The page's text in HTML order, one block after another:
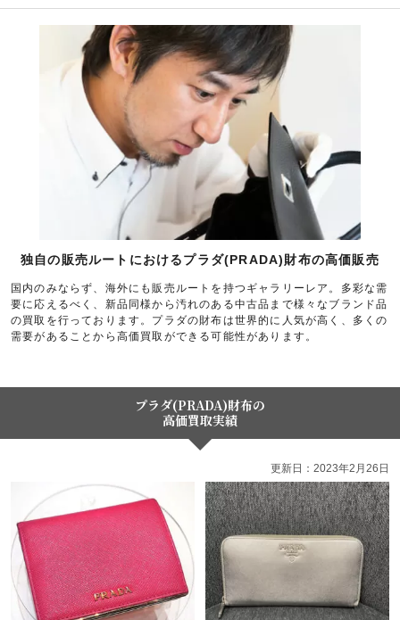
独自の販売ルートにおけるプラダ(PRADA)財布の高価販売
国内のみならず、海外にも販売ルートを持つギャラリーレア。多彩な需
要に応えるべく、新品同様から汚れのある中古品まで様々なブランド品
の買取を行っております。プラダの財布は世界的に人気が高く、多くの
需要があることから高価買取ができる可能性があります。
プラダ(PRADA)財布の
高価買取実績
更新日：2023年2月26日